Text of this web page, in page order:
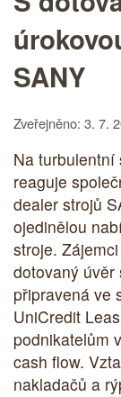
SANY
Zveřejněno: 3. 7.
Na turbulentní
reaguje
dealer strojů
ojedinělou
stroje.
dotovaný úvěr
připravená ve
UniCredit
podnikatelům
cash flow.
nakladačů a